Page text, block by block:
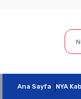
Ana Sayfa NYA